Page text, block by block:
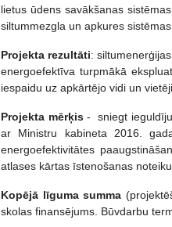
lietus ūdens savākšanas
siltummezgla un apkures
Projekta rezultāti:
energoefektīva turpmākā
iespaidu uz apkārtējo vidi un
Projekta mērķis- sniegt
ar Ministru kabineta 2016.
energoefektivitātes
atlases kārtas īstenošanas
Kopējā līguma summa
skolas finansējums. Būvdarbu